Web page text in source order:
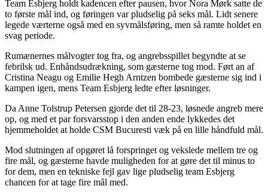
Team Esbjerg holdt kadencen efter pausen, hvor Nora Mørk satte de
to første mål ind, og føringen var pludselig på seks mål. Lidt senere
legede værterne også med en syvmålsføring, men så ramte holdet en
svag periode.
Rumænernes målvogter tog fra, og angrebsspillet begyndte at se
febrilsk ud. Enhåndsudrækning, som gæsterne tog mod. Ført an af
Cristina Neagu og Emilie Hegh Arntzen bombede gæsterne sig ind i
kampen igen, mens Team Esbjerg ledte efter løsninger.
Da Anne Tolstrup Petersen gjorde det til 28-23, løsnede angreb mere
op, og med et par forsvarsstop i den anden ende lykkedes det
hjemmeholdet at holde CSM Bucuresti væk på en lille håndfuld mål.
Mod slutningen af opgøret lå forspringet og vekslede mellem tre og
fire mål, og gæsterne havde muligheden for at gøre det til minus to
for dem, men en tekniske fejl gav lige pludselig team Esbjerg
chancen for at tage fire mål med.